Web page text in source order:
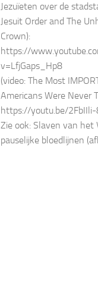
Jezuïeten over de
Jesuit Order and The
Crown):
https://
v=LfjGaps_Hp8
(video: The Most
Americans Were Never
https://youtu.be/2FbIIli-
Zie ook: Slaven van het
pauselijke bloedlijnen